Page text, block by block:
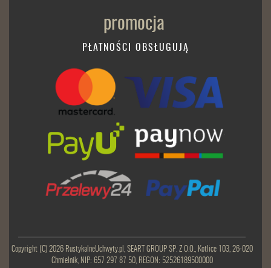
PŁATNOŚCI OBSŁUGUJĄ
Copyright (C) 2026 RustykalneUchwyty.pl, SEART GROUP SP. Z O.O., Kotlice 103, 26-020
Chmielnik, NIP: 657 297 87 50, REGON: 52526189500000